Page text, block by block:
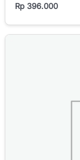
Rp 396.000